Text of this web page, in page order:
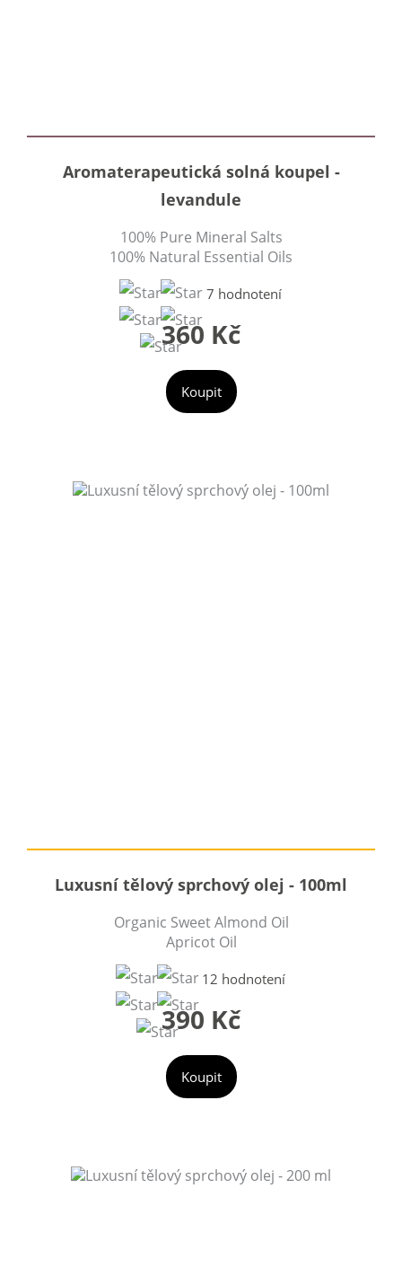
Aromaterapeutická solná koupel -
levandule
100% Pure Mineral Salts
100% Natural Essential Oils
7 hodnotení
360 Kč
Koupit
Luxusní tělový sprchový olej - 100ml
Organic Sweet Almond Oil
Apricot Oil
12 hodnotení
390 Kč
Koupit